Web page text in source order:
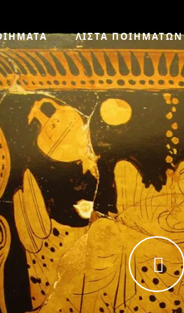
ΛΙΣΤΑ ΠΟΙΗΜΑΤΩΝ